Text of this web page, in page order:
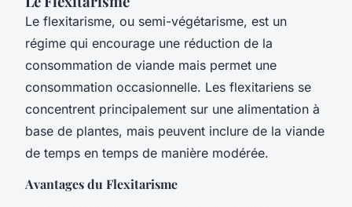
Le flexitarisme, ou semi-végétarisme, est un
régime qui encourage une réduction de la
consommation de viande mais permet une
consommation occasionnelle. Les flexitariens se
concentrent principalement sur une alimentation à
base de plantes, mais peuvent inclure de la viande
de temps en temps de manière modérée.
Avantages du Flexitarisme